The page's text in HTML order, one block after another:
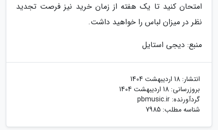
امتحان کنید تا یک هفته از زمان خرید نیز فرصت تجدید
نظر در میزان لباس را خواهید داشت.
منبع: دیجی استایل
انتشار: 18 اردیبهشت 1404
بروزرسانی: 18 اردیبهشت 1404
گردآورنده: pbmusic.ir
شناسه مطلب: 7985